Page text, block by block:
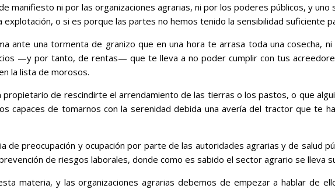
manifiesto ni por las organizaciones agrarias, ni por los poderes públicos, y
o si es porque las partes no hemos tenido la sensibilidad suficiente
ante una tormenta de granizo que en una hora te arrasa toda una cosecha,
—y por tanto, de rentas— que te lleva a no poder cumplir con tus
la lista de morosos.
de rescindirte el arrendamiento de las tierras o los pastos, o que
capaces de tomarnos con la serenidad debida una avería del tractor que te
de preocupación y ocupación por parte de las autoridades agrarias y de salud
de riesgos laborales, donde como es sabido el sector agrario se lleva
materia, y las organizaciones agrarias debemos de empezar a hablar de